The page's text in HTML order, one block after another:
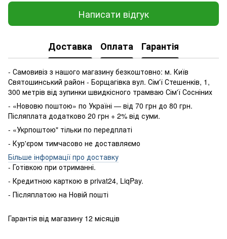
Написати відгук
Доставка Оплата Гарантія
- Самовивіз з нашого магазину безкоштовно: м. Київ
Святошинський район - Борщагівка вул. Сім'ї Стешенків, 1,
300 метрів від зупинки швидкісного трамваю Сім'ї Сосніних
- «Нововю поштою» по Україні — від 70 грн до 80 грн.
Післяплата додатково 20 грн + 2% від суми.
- «Укрпоштою" тільки по передплаті
- Кур'єром тимчасово не доставляємо
Більше інформації про доставку
- Готівкою при отриманні.
- Кредитною карткою в privat24, LiqPay.
- Післяплатою на Новій пошті
Гарантія від магазину 12 місяців